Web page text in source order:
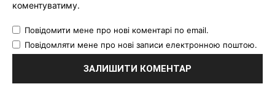
коментуватиму.
Повідомити мене про нові коментарі по email.
Повідомляти мене про нові записи електронною поштою.